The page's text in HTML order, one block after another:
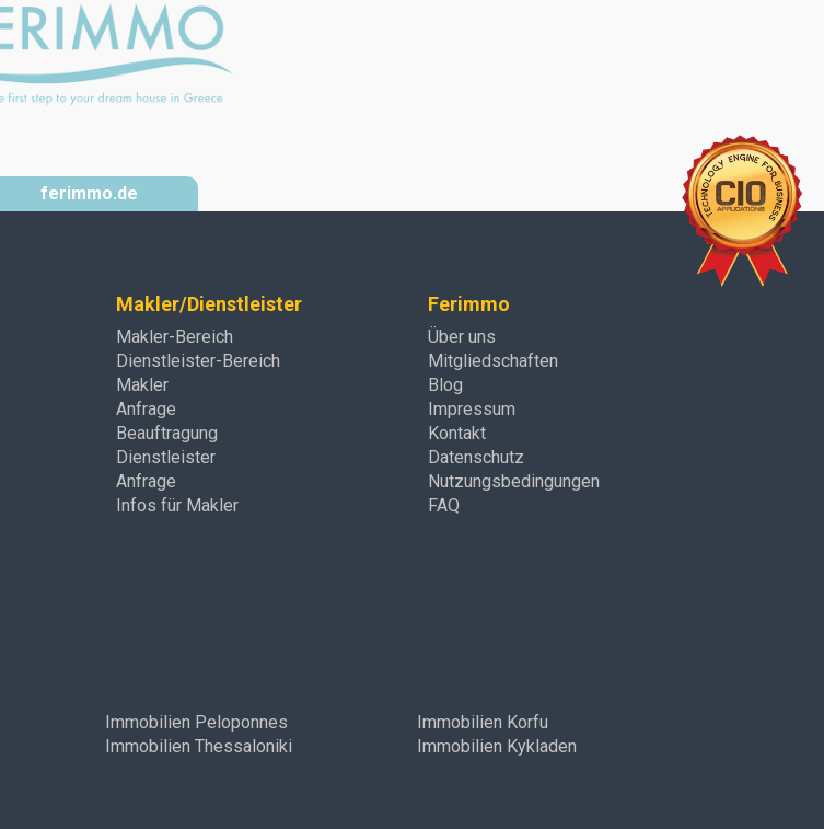
ferimmo.de
Makler/Dienstleister
Makler-Bereich
Dienstleister-Bereich
Makler
Anfrage
Beauftragung
Dienstleister
Anfrage
Infos für Makler
Ferimmo
Über uns
Mitgliedschaften
Blog
Impressum
Kontakt
Datenschutz
Nutzungsbedingungen
FAQ
Immobilien Peloponnes
Immobilien Korfu
Immobilien Thessaloniki
Immobilien Kykladen